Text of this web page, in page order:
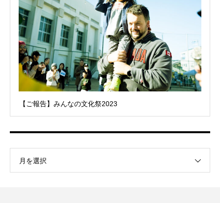
【ご報告】みんなの文化祭2023
月を選択